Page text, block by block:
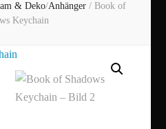
& Deko/Anhänger / Book of
Keychain